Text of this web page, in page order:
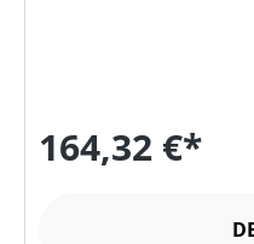
164,32 €*